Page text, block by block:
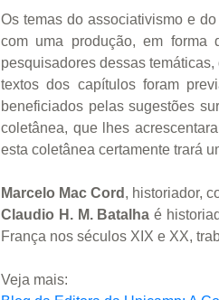
Os temas do associativismo e
com uma produção, em forma
pesquisadores dessas
textos dos capítulos foram
beneficiados pelas sugestões
coletânea, que lhes
esta coletânea certamente trará
Marcelo Mac Cord , historiador,
Claudio H. M. Batalha é
França nos séculos XIX e XX,
Veja mais: